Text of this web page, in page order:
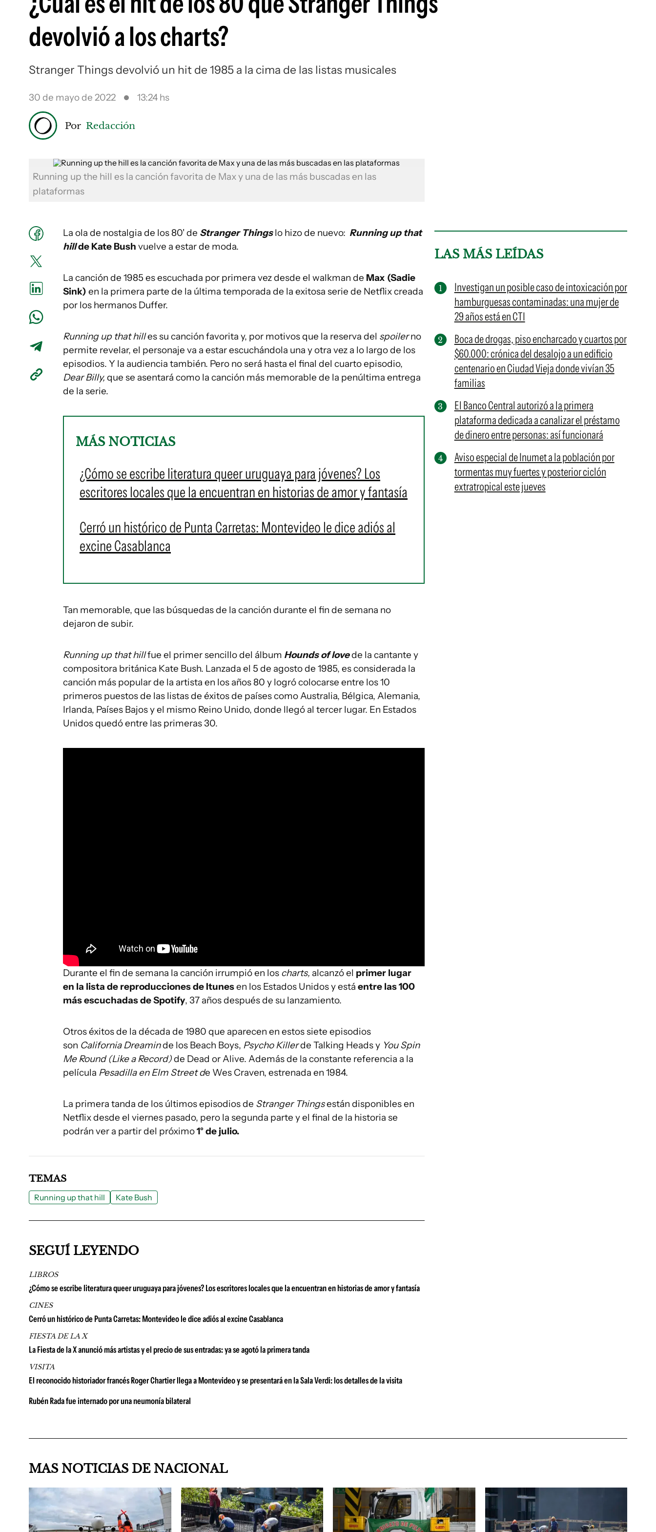
devolvió a los charts?
Stranger Things devolvió un hit de 1985 a la cima de las listas musicales
30 de mayo de 2022 13:24 hs
Por Redacción
Running up the hill es la canción favorita de Max y una de las más buscadas en las
plataformas
La ola de nostalgia de los 80' de Stranger Thingslo hizo de nuevo: Running up that
hillde Kate Bush vuelve a estar de moda.
La canción de 1985 es escuchada por primera vez desde el walkman de Max (Sadie
Sink) en la primera parte de la última temporada de la exitosa serie de Netflix creada
por los hermanos Duffer.
Running up that hilles su canción favorita y, por motivos que la reserva del spoilerno
permite revelar, el personaje va a estar escuchándola una y otra vez a lo largo de los
episodios. Y la audiencia también. Pero no será hasta el final del cuarto episodio,
Dear Billy, que se asentará como la canción más memorable de la penúltima entrega
de la serie.
MÁS NOTICIAS
¿Cómo se escribe literatura queer uruguaya para jóvenes? Los
escritores locales que la encuentran en historias de amor y fantasía
Cerró un histórico de Punta Carretas: Montevideo le dice adiós al
excine Casablanca
Tan memorable, que las búsquedas de la canción durante el fin de semana no
dejaron de subir.
Running up that hillfue el primer sencillo del álbum Hounds of lovede la cantante y
compositora británica Kate Bush. Lanzada el 5 de agosto de 1985, es considerada la
canción más popular de la artista en los años 80 y logró colocarse entre los 10
primeros puestos de las listas de éxitos de países como Australia, Bélgica, Alemania,
Irlanda, Países Bajos y el mismo Reino Unido, donde llegó al tercer lugar. En Estados
Unidos quedó entre las primeras 30.
Durante el fin de semana la canción irrumpió en los charts, alcanzó el primer lugar
en la lista de reproducciones de Itunesen los Estados Unidos y está entre las 100
más escuchadas de Spotify, 37 años después de su lanzamiento.
Otros éxitos de la década de 1980 que aparecen en estos siete episodios
son California Dreaminde los Beach Boys, Psycho Killerde Talking Heads y You Spin
Me Round (Like a Record)de Dead or Alive. Además de la constante referencia a la
película Pesadilla en Elm Street de Wes Craven, estrenada en 1984.
La primera tanda de los últimos episodios de Stranger Thingsestán disponibles en
Netflix desde el viernes pasado, pero la segunda parte y el final de la historia se
podrán ver a partir del próximo1° de julio.
LAS MÁS LEÍDAS
Investigan un posible caso de intoxicación por
hamburguesas contaminadas: una mujer de
29 años está en CTI
Boca de drogas, piso encharcado y cuartos por
$60.000: crónica del desalojo a un edificio
centenario en Ciudad Vieja donde vivían 35
familias
El Banco Central autorizó a la primera
plataforma dedicada a canalizar el préstamo
de dinero entre personas: así funcionará
Aviso especial de Inumet a la población por
tormentas muy fuertes y posterior ciclón
extratropical este jueves
TEMAS
Running up that hill Kate Bush
SEGUÍ LEYENDO
LIBROS
¿Cómo se escribe literatura queer uruguaya para jóvenes? Los escritores locales que la encuentran en historias de amor y fantasía
CINES
Cerró un histórico de Punta Carretas: Montevideo le dice adiós al excine Casablanca
FIESTA DE LA X
La Fiesta de la X anunció más artistas y el precio de sus entradas: ya se agotó la primera tanda
VISITA
El reconocido historiador francés Roger Chartier llega a Montevideo y se presentará en la Sala Verdi: los detalles de la visita
Rubén Rada fue internado por una neumonía bilateral
MAS NOTICIAS DE NACIONAL